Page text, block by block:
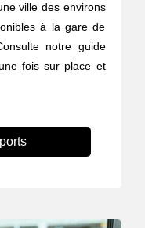
ville des environs
à la gare de
notre guide
fois sur place et